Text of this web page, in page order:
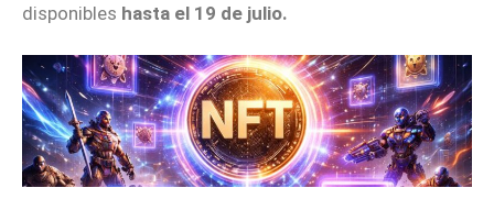
disponibles hasta el 19 de julio.